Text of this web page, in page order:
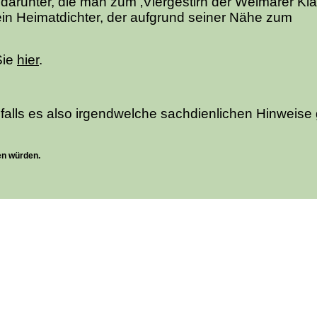
Heimatdichter, der aufgrund seiner Nähe zum
hier.
es also irgendwelche sachdienlichen Hinweise
würden.